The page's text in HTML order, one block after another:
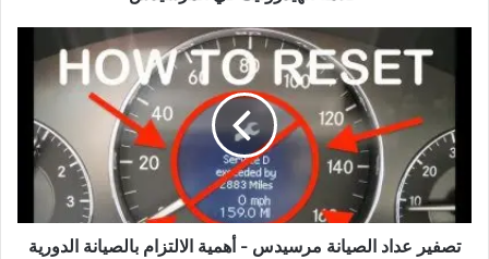
أهمية
الالتزام
بالصيانة
الدورية
تصفير عداد الصيانة مرسيدس - أهمية الالتزام بالصيانة الدورية